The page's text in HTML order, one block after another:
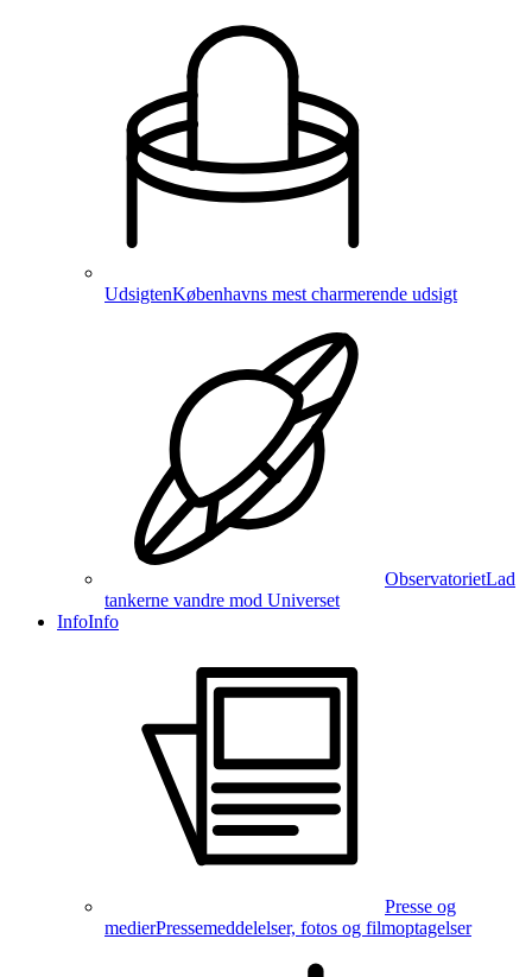
UdsigtenKøbenhavns mest charmerende udsigt
ObservatorietLad
tankerne vandre mod Universet
InfoInfo
Presse og
medierPressemeddelelser, fotos og filmoptagelser